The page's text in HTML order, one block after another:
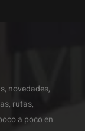
novedades,
rutas,
a poco en